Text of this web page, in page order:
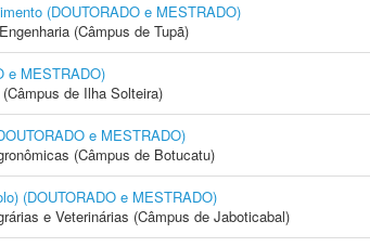
(DOUTORADO e MESTRADO)
(Câmpus de Tupã)
e MESTRADO)
de Ilha Solteira)
e MESTRADO)
(Câmpus de Botucatu)
(DOUTORADO e MESTRADO)
e Veterinárias (Câmpus de Jaboticabal)